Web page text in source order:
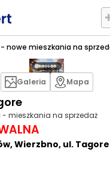
nowe mieszkania na
- mieszkania na sprzedaż
Wierzbno, ul. Tagore
Galeria Mapa